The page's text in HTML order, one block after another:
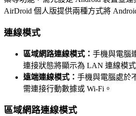
AirDroid 個人版提供兩種方式將
連線模式
區域網路連線模式： 手機與電腦
連接狀態將顯示為 LAN 連線模式
遠端連線模式： 手機與電腦處於
需連接行動數據或 Wi-Fi。
區域網路連線模式